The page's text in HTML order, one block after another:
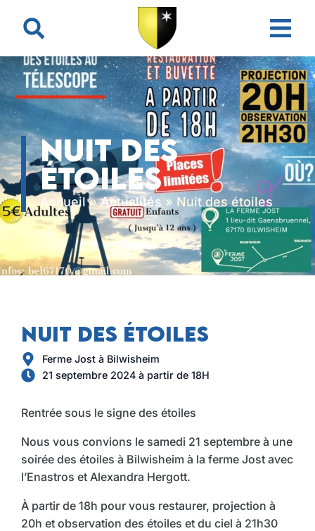
principal
Nuit des
étoiles
Accueil»Actualités » Nuit des étoiles
Nuit des étoiles
Ferme Jost à Bilwisheim
21 septembre 2024 à partir de 18H
Rentrée sous le signe des étoiles
Nous vous convions le samedi 21 septembre à une
soirée des étoiles à Bilwisheim à la ferme Jost avec
l’Enastros et Alexandra Hergott.
À partir de 18h pour vous restaurer, projection à
20h et observation des étoiles et du ciel à 21h30